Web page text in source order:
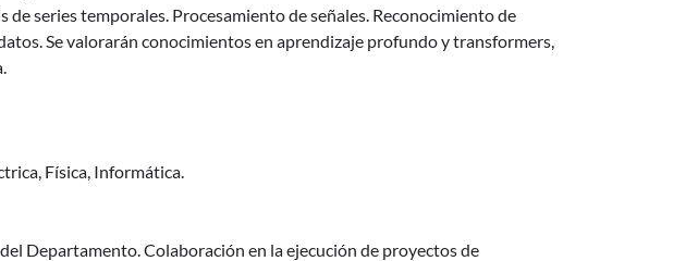
de series temporales. Procesamiento de señales. Reconocimiento de
Se valorarán conocimientos en aprendizaje profundo y transformers,
Física, Informática.
Departamento. Colaboración en la ejecución de proyectos de